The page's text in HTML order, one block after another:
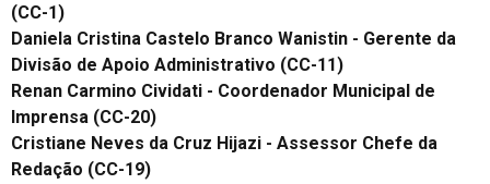
(CC-1)
Daniela Cristina Castelo Branco Wanistin - Gerente da
Divisão de Apoio Administrativo (CC-11)
Renan Carmino Cividati - Coordenador Municipal de
Imprensa (CC-20)
Cristiane Neves da Cruz Hijazi - Assessor Chefe da
Redação (CC-19)